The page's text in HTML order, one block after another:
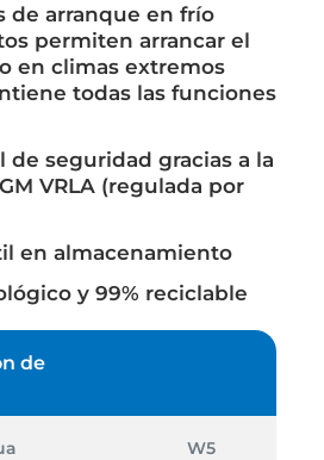
de arranque en frío
permiten arrancar el
en climas extremos
todas las funciones
de seguridad gracias a la
VRLA (regulada por
en almacenamiento
y 99% reciclable
de
W5